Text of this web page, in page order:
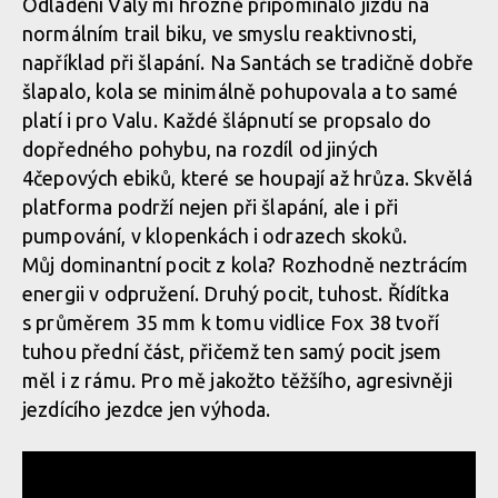
Santa Cruz Vala v akci
Santa Cruz Vala v akci
Santa Cruz Vala v akci
Santa Cruz Vala v akci
Santa Cruz Vala v akci
Santa Cruz Vala v akci
Santa Cruz Vala v akci
Santa Cruz Vala v akci
Santa Cruz Vala v akci
Santa Cruz Vala v akci
Santa Cruz Vala v akci
Santa Cruz Vala v akci
Odladění Valy mi hrozně připomínalo jízdu na
normálním trail biku, ve smyslu reaktivnosti,
například při šlapání. Na Santách se tradičně dobře
šlapalo, kola se minimálně pohupovala a to samé
platí i pro Valu. Každé šlápnutí se propsalo do
dopředného pohybu, na rozdíl od jiných
4čepových ebiků, které se houpají až hrůza. Skvělá
platforma podrží nejen při šlapání, ale i při
pumpování, v klopenkách i odrazech skoků.
Můj dominantní pocit z kola? Rozhodně neztrácím
energii v odpružení. Druhý pocit, tuhost. Řídítka
s průměrem 35 mm k tomu vidlice Fox 38 tvoří
tuhou přední část, přičemž ten samý pocit jsem
měl i z rámu. Pro mě jakožto těžšího, agresivněji
jezdícího jezdce jen výhoda.